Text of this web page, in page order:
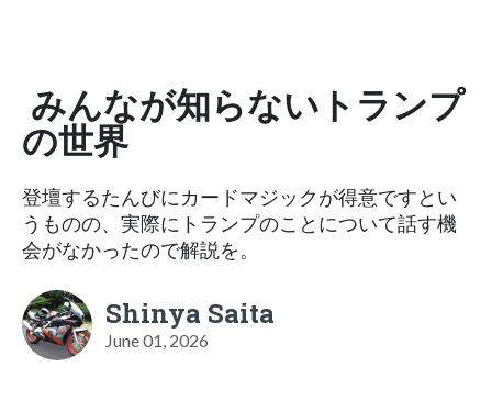
みんなが知らないトランプ
の世界
登壇するたんびにカードマジックが得意ですとい
うものの、実際にトランプのことについて話す機
会がなかったので解説を。
Shinya Saita
June 01, 2026